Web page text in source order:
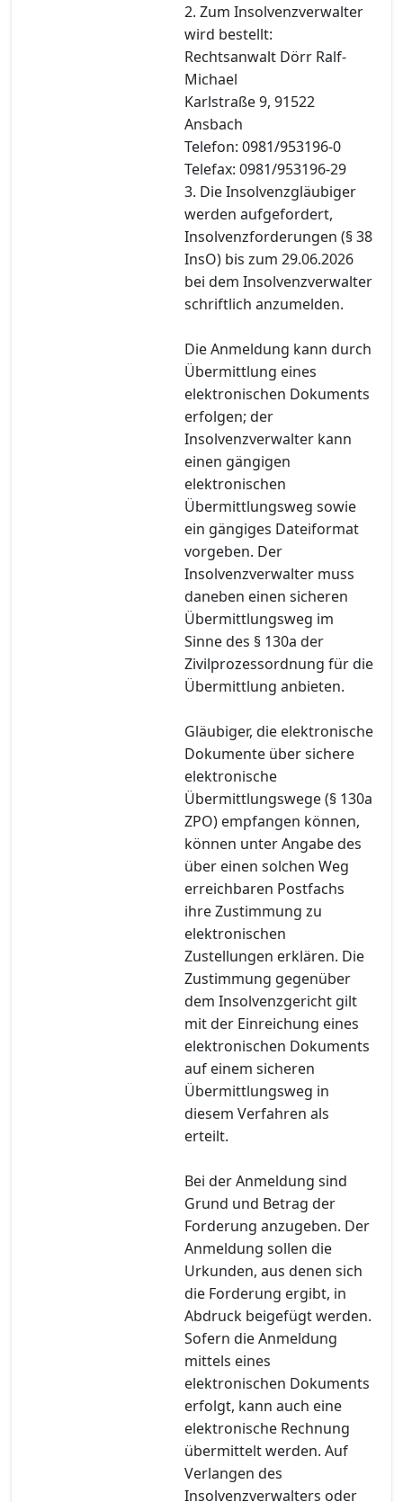
2. Zum Insolvenzverwalter
wird bestellt:
Rechtsanwalt Dörr Ralf-
Michael
Karlstraße 9, 91522
Ansbach
Telefon: 0981/953196-0
Telefax: 0981/953196-29
3. Die Insolvenzgläubiger
werden aufgefordert,
Insolvenzforderungen (§ 38
InsO) bis zum 29.06.2026
bei dem Insolvenzverwalter
schriftlich anzumelden.
Die Anmeldung kann durch
Übermittlung eines
elektronischen Dokuments
erfolgen; der
Insolvenzverwalter kann
einen gängigen
elektronischen
Übermittlungsweg sowie
ein gängiges Dateiformat
vorgeben. Der
Insolvenzverwalter muss
daneben einen sicheren
Übermittlungsweg im
Sinne des § 130a der
Zivilprozessordnung für die
Übermittlung anbieten.
Gläubiger, die elektronische
Dokumente über sichere
elektronische
Übermittlungswege (§ 130a
ZPO) empfangen können,
können unter Angabe des
über einen solchen Weg
erreichbaren Postfachs
ihre Zustimmung zu
elektronischen
Zustellungen erklären. Die
Zustimmung gegenüber
dem Insolvenzgericht gilt
mit der Einreichung eines
elektronischen Dokuments
auf einem sicheren
Übermittlungsweg in
diesem Verfahren als
erteilt.
Bei der Anmeldung sind
Grund und Betrag der
Forderung anzugeben. Der
Anmeldung sollen die
Urkunden, aus denen sich
die Forderung ergibt, in
Abdruck beigefügt werden.
Sofern die Anmeldung
mittels eines
elektronischen Dokuments
erfolgt, kann auch eine
elektronische Rechnung
übermittelt werden. Auf
Verlangen des
Insolvenzverwalters oder